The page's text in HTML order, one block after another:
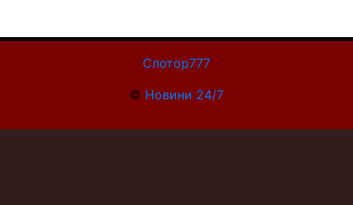
Слотор777
© Новини 24/7